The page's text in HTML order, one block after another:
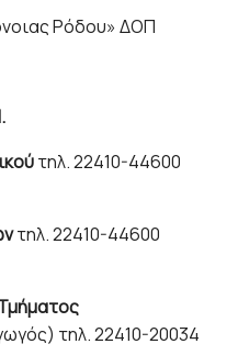
Ρόδου» ΔΟΠ
τηλ. 22410-44600
τηλ. 22410-44600
τηλ. 22410-20034